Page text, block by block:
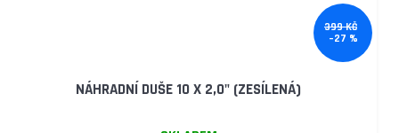
399 KČ
–27 %
NÁHRADNÍ DUŠE 10 X 2,0" (ZESÍLENÁ)